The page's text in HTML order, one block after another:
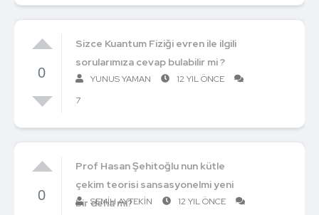
0
Sizce Kuantum Fiziği evren ile ilgili
sorularımıza cevap bulabilir mi ?
YUNUS YAMAN
12 YIL ÖNCE
7
0
Prof Hasan Şehitoğlu nun kütle
çekim teorisi sansasyonelmi yeni
bir deha mı?
SEMIH AYTEKIN 12 YIL ÖNCE